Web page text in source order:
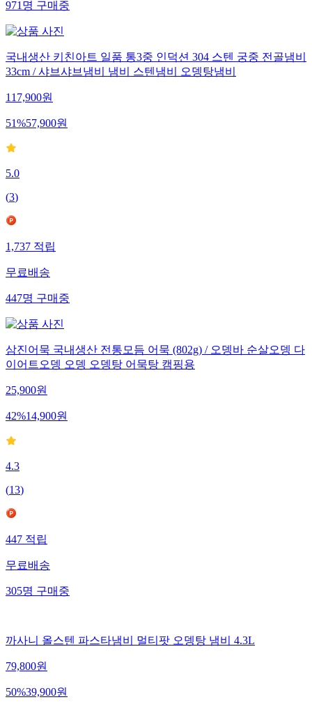
971명구매중
국내생산 키친아트 일품 통3중 인덕션 304 스텐 궁중 전골냄비
33cm / 샤브샤브냄비 냄비 스텐냄비 오뎅탕냄비
117,900원
51%57,900원
5.0
(3)
1,737적립
무료배송
447명구매중
삼진어묵 국내생산 전통모듬 어묵 (802g) / 오뎅바 순살오뎅 다
이어트오뎅 오뎅 오뎅탕 어묵탕 캠핑용
25,900원
42%14,900원
4.3
(13)
447적립
무료배송
305명구매중
까사니 올스텐 파스타냄비 멀티팟 오뎅탕 냄비 4.3L
79,800원
50%39,900원